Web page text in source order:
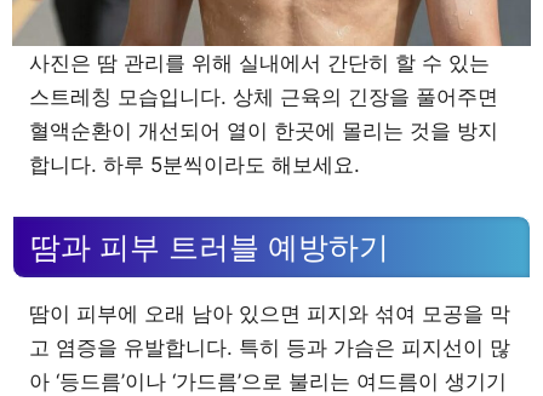
사진은 땀 관리를 위해 실내에서 간단히 할 수 있는
스트레칭 모습입니다. 상체 근육의 긴장을 풀어주면
혈액순환이 개선되어 열이 한곳에 몰리는 것을 방지
합니다. 하루 5분씩이라도 해보세요.
땀과 피부 트러블 예방하기
땀이 피부에 오래 남아 있으면 피지와 섞여 모공을 막
고 염증을 유발합니다. 특히 등과 가슴은 피지선이 많
아 ‘등드름’이나 ‘가드름’으로 불리는 여드름이 생기기